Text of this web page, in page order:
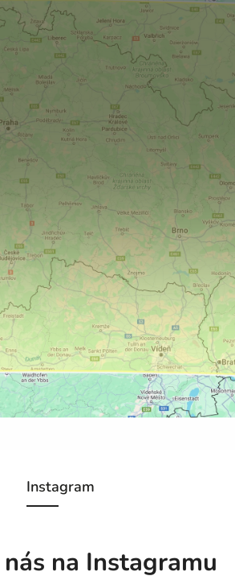
Instagram
na Instagramu